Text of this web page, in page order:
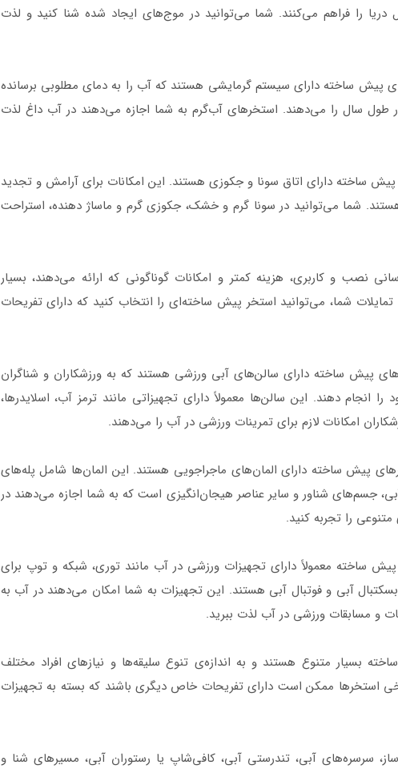
دریا را فراهم می‌کنند. شما می‌توانید در موج‌های ایجاد شده شنا کنید و لذت
پیش ساخته دارای سیستم گرمایشی هستند که آب را به دمای مطلوبی برسانده
طول سال را می‌دهند. استخرهای آب‌گرم به شما اجازه می‌دهند در آب داغ لذت
ساخته دارای اتاق سونا و جکوزی هستند. این امکانات برای آرامش و تجدید
شما می‌توانید در سونا گرم و خشک، جکوزی گرم و ماساژ دهنده، استراحت
نصب و کاربری، هزینه کمتر و امکانات گوناگونی که ارائه می‌دهند، بسیار
شما، می‌توانید استخر پیش ساخته‌ای را انتخاب کنید که دارای تفریحات
پیش ساخته دارای سالن‌های آبی ورزشی هستند که به ورزشکاران و شناگران
انجام دهند. این سالن‌ها معمولاً دارای تجهیزاتی مانند ترمز آب، اسلایدرها،
امکانات لازم برای تمرینات ورزشی در آب را می‌دهند.
پیش ساخته دارای المان‌های ماجراجویی هستند. این المان‌ها شامل پله‌های
جسم‌های شناور و سایر عناصر هیجان‌انگیزی است که به شما اجازه می‌دهند در
را تجربه کنید.
ساخته معمولاً دارای تجهیزات ورزشی در آب مانند توری، شبکه و توپ برای
بسکتبال آبی و فوتبال آبی هستند. این تجهیزات به شما امکان می‌دهند در آب به
و مسابقات ورزشی در آب لذت ببرید.
بسیار متنوع هستند و به اندازه‌ی تنوع سلیقه‌ها و نیازهای افراد مختلف
استخرها ممکن است دارای تفریحات خاص دیگری باشند که بسته به تجهیزات
سرسره‌های آبی، تندرستی آبی، کافی‌شاپ یا رستوران آبی، مسیرهای شنا و